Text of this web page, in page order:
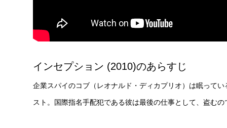
インセプション (2010)のあらすじ
企業スパイのコブ（レオナルド・ディカプリオ）は眠って
スト。国際指名手配犯である彼は最後の仕事として、盗む